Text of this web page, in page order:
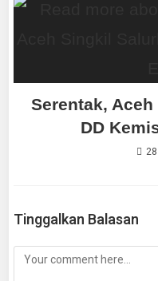
Serentak,
DD
Tinggalkan Balasan